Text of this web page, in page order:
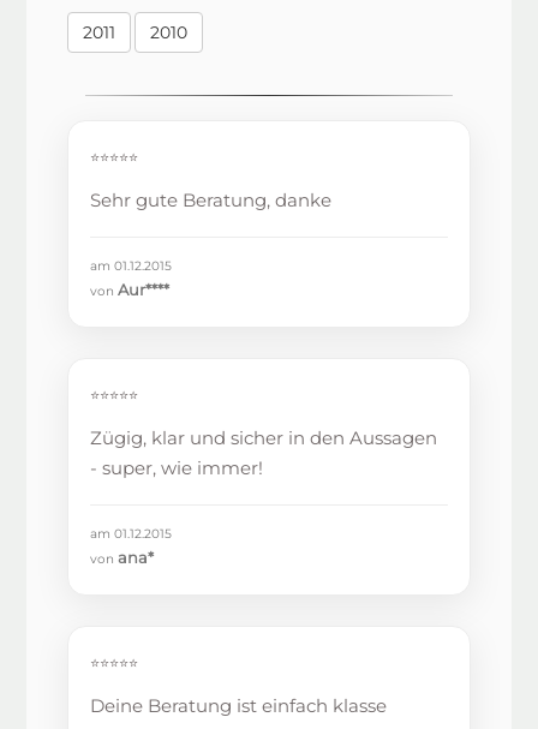
2011 2010
⭐⭐⭐⭐⭐
Sehr gute Beratung, danke
am 01.12.2015
vonAur****
⭐⭐⭐⭐⭐
Zügig, klar und sicher in den Aussagen
- super, wie immer!
am 01.12.2015
vonana*
⭐⭐⭐⭐⭐
Deine Beratung ist einfach klasse